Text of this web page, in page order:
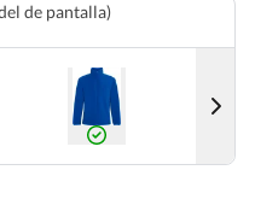
de pantalla)